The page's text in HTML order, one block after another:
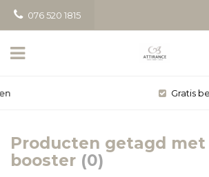
076 520 1815
Gratis bezorging vanaf
Producten getagd met
booster (0)